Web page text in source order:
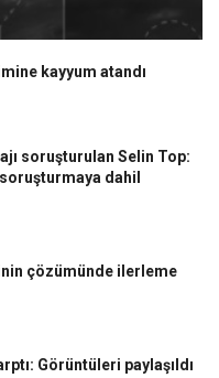
kayyum atandı
soruşturulan Selin Top:
dahil
çözümünde ilerleme
Görüntüleri paylaşıldı